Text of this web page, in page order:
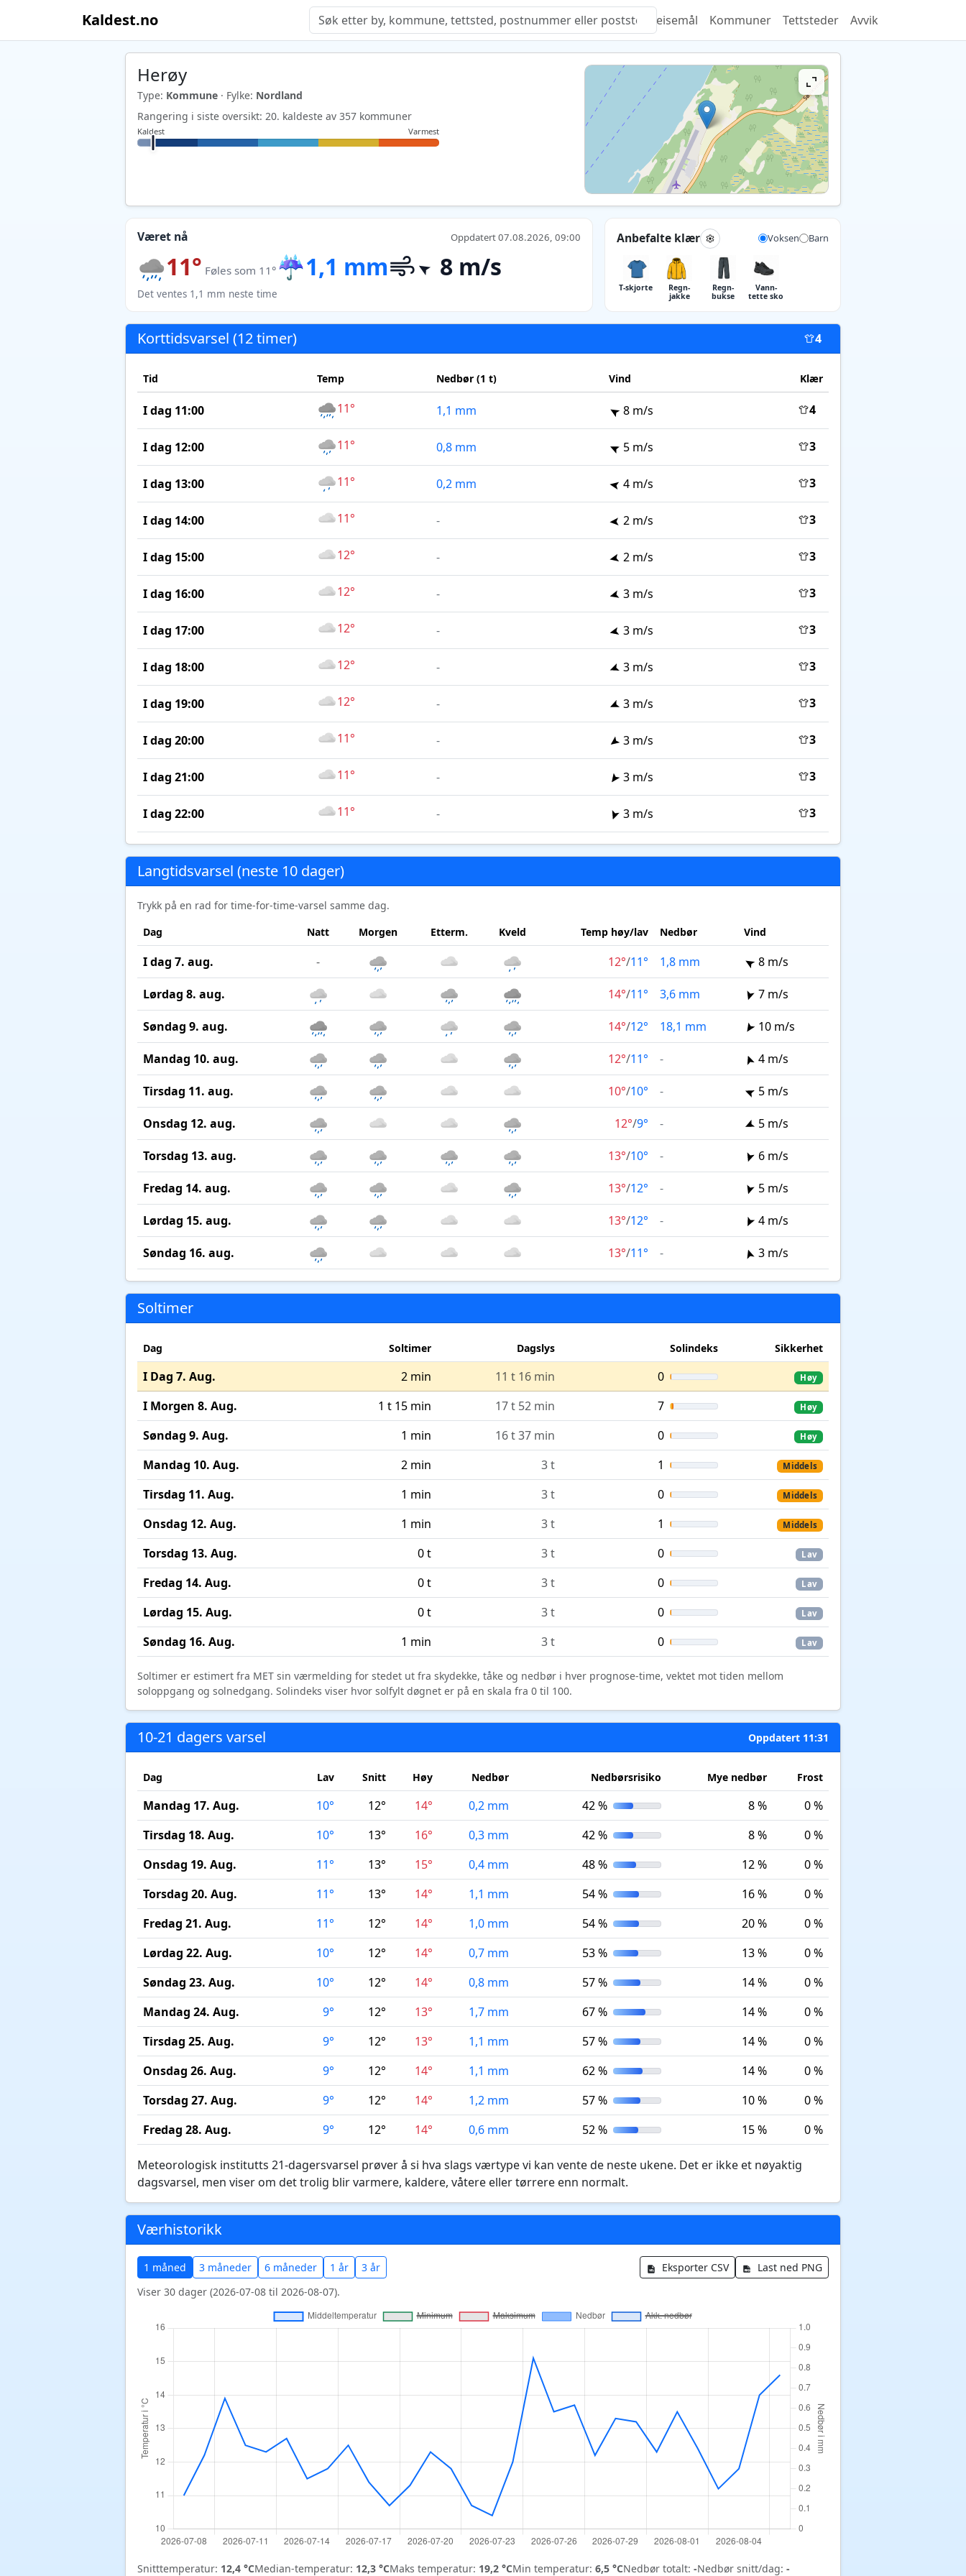
Kaldest.no Quiz Reisemål Kommuner Tettsteder Avvik
Herøy
Type: Kommune · Fylke: Nordland
Rangering i siste oversikt: 20. kaldeste av 357 kommuner
Kaldest Varmest
Været nå Oppdatert 07.08.2026, 09:00
11° Føles som 11° ☔1,1 mm 8 m/s
Det ventes 1,1 mm neste time
Anbefalte klær Voksen Barn
T-skjorte
Regn­
jakke
Regn­
bukse
Vann­
tette sko
Korttidsvarsel (12 timer) 4
Tid Temp Nedbør (1 t) Vind Klær
I dag 11:00 11° 1,1 mm 8 m/s 4
I dag 12:00 11° 0,8 mm 5 m/s 3
I dag 13:00 11° 0,2 mm 4 m/s 3
I dag 14:00 11° - 2 m/s 3
I dag 15:00 12° - 2 m/s 3
I dag 16:00 12° - 3 m/s 3
I dag 17:00 12° - 3 m/s 3
I dag 18:00 12° - 3 m/s 3
I dag 19:00 12° - 3 m/s 3
I dag 20:00 11° - 3 m/s 3
I dag 21:00 11° - 3 m/s 3
I dag 22:00 11° - 3 m/s 3
Langtidsvarsel (neste 10 dager)
Trykk på en rad for time-for-time-varsel samme dag.
Dag
Natt Morgen Etterm. Kveld Temp høy/lav Nedbør Vind
I dag 7. aug. - 12°/11° 1,8 mm 8 m/s
Lørdag 8. aug. 14°/11° 3,6 mm 7 m/s
Søndag 9. aug. 14°/12° 18,1 mm 10 m/s
Mandag 10. aug. 12°/11° - 4 m/s
Tirsdag 11. aug. 10°/10° - 5 m/s
Onsdag 12. aug. 12°/9° - 5 m/s
Torsdag 13. aug. 13°/10° - 6 m/s
Fredag 14. aug. 13°/12° - 5 m/s
Lørdag 15. aug. 13°/12° - 4 m/s
Søndag 16. aug. 13°/11° - 3 m/s
Soltimer
Dag Soltimer Dagslys Solindeks Sikkerhet
I Dag 7. Aug. 2 min 11 t 16 min 0 Høy
I Morgen 8. Aug. 1 t 15 min 17 t 52 min 7 Høy
Søndag 9. Aug. 1 min 16 t 37 min 0 Høy
Mandag 10. Aug. 2 min 3 t 1 Middels
Tirsdag 11. Aug. 1 min 3 t 0 Middels
Onsdag 12. Aug. 1 min 3 t 1 Middels
Torsdag 13. Aug. 0 t 3 t 0 Lav
Fredag 14. Aug. 0 t 3 t 0 Lav
Lørdag 15. Aug. 0 t 3 t 0 Lav
Søndag 16. Aug. 1 min 3 t 0 Lav
Soltimer er estimert fra MET sin værmelding for stedet ut fra skydekke, tåke og nedbør i hver prognose-time, vektet mot tiden mellom
soloppgang og solnedgang. Solindeks viser hvor solfylt døgnet er på en skala fra 0 til 100.
10-21 dagers varsel Oppdatert 11:31
Dag Lav Snitt Høy Nedbør Nedbørsrisiko Mye nedbør Frost
Mandag 17. Aug. 10° 12° 14° 0,2 mm 42 % 8 %
0 %
Tirsdag 18. Aug.
10° 13° 16° 0,3 mm 42 % 8 %
0 %
Onsdag 19. Aug.
11° 13° 15° 0,4 mm 48 % 12 %
0 %
Torsdag 20. Aug.
11° 13° 14° 1,1 mm 54 % 16 %
0 %
Fredag 21. Aug.
11° 12° 14° 1,0 mm 54 % 20 %
0 %
Lørdag 22. Aug.
10° 12° 14° 0,7 mm 53 % 13 %
0 %
Søndag 23. Aug.
10° 12° 14° 0,8 mm 57 % 14 %
0 %
Mandag 24. Aug.
9° 12° 13° 1,7 mm 67 % 14 %
0 %
Tirsdag 25. Aug.
9° 12° 13° 1,1 mm 57 % 14 %
0 %
Onsdag 26. Aug.
9° 12° 14° 1,1 mm 62 % 14 %
0 %
Torsdag 27. Aug.
9° 12° 14° 1,2 mm 57 % 10 %
0 %
Fredag 28. Aug.
9° 12° 14° 0,6 mm 52 % 15 % 0 %
Meteorologisk institutts 21-dagersvarsel prøver å si hva slags værtype vi kan vente de neste ukene. Det er ikke et nøyaktig
dagsvarsel, men viser om det trolig blir varmere, kaldere, våtere eller tørrere enn normalt.
Værhistorikk
1 måned 3 måneder 6 måneder 1 år 3 år Eksporter CSV
Last ned PNG
Viser 30 dager (2026-07-08 til 2026-08-07).
Snitttemperatur: 12,4 °CMedian-temperatur: 12,3 °CMaks temperatur: 19,2 °CMin temperatur: 6,5 °CNedbør totalt: -Nedbør snitt/dag: -